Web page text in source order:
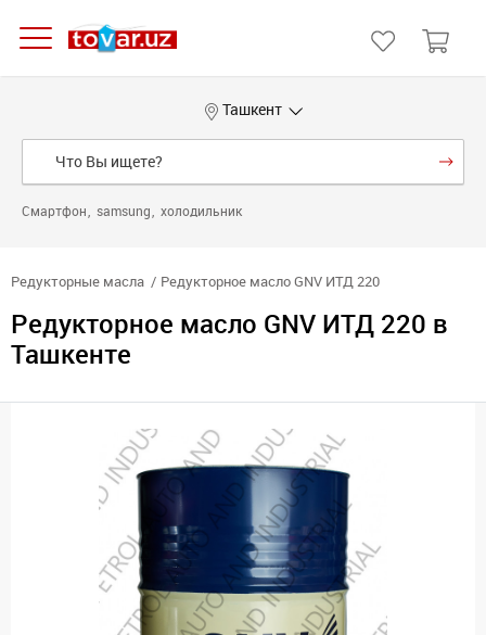
Ташкент
Смартфон samsung холодильник
Редукторные масла Редукторное масло GNV ИТД 220
Редукторное масло GNV ИТД 220 в
Ташкенте